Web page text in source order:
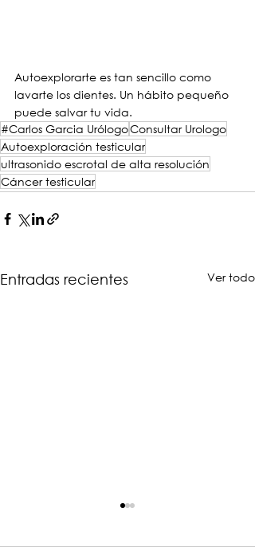
Autoexplorarte es tan sencillo como
lavarte los dientes. Un hábito pequeño
puede salvar tu vida.
#Carlos Garcia UrólogoConsultar Urologo
Autoexploración testicular
ultrasonido escrotal de alta resolución
Cáncer testicular
Entradas recientes Ver todo